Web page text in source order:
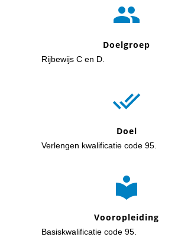

Doelgroep
Rijbewijs C en D.

Doel
Verlengen kwalificatie code 95.

Vooropleiding
Basiskwalificatie code 95.